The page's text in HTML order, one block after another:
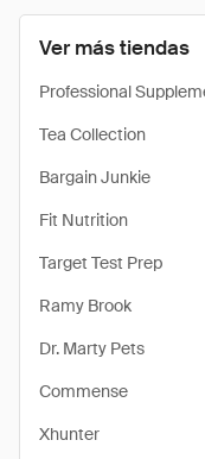
Ver más tiendas
Professional
Tea Collection
Bargain Junkie
Fit Nutrition
Target Test Prep
Ramy Brook
Dr. Marty Pets
Commense
Xhunter